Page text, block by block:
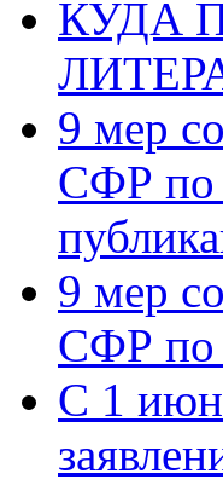
КУДА
9 мер
СФР по
9 мер
СФР по
С 1